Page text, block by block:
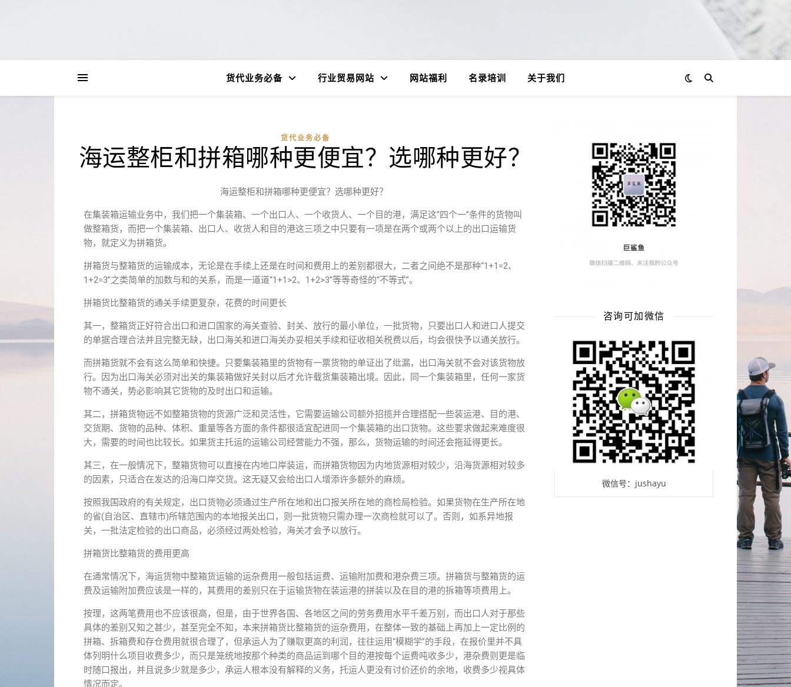
货代业务必备 行业贸易网站 网站福利 名录培训 关于我们
货代业务必备
海运整柜和拼箱哪种更便宜？选哪种更好？
海运整柜和拼箱哪种更便宜？选哪种更好？
在集装箱运输业务中，我们把一个集装箱、一个出口人、一个收货人、一个目的港，满足这“四个一”条件的货物叫
做整箱货，而把一个集装箱、出口人、收货人和目的港这三项之中只要有一项是在两个或两个以上的出口运输货
物，就定义为拼箱货。
拼箱货与整箱货的运输成本，无论是在手续上还是在时间和费用上的差别都很大，二者之间绝不是那种“1+1=2、
1+2=3”之类简单的加数与和的关系，而是一道道“1+1>2、1+2>3”等等奇怪的“不等式”。
拼箱货比整箱货的通关手续更复杂，花费的时间更长
其一，整箱货正好符合出口和进口国家的海关查验、封关、放行的最小单位，一批货物，只要出口人和进口人提交
的单据合理合法并且完整无缺，出口海关和进口海关办妥相关手续和征收相关税费以后，均会很快予以通关放行。
而拼箱货就不会有这么简单和快捷。只要集装箱里的货物有一票货物的单证出了纰漏，出口海关就不会对该货物放
行。因为出口海关必须对出关的集装箱做好关封以后才允许载货集装箱出境。因此，同一个集装箱里，任何一家货
物不通关，势必影响其它货物的及时出口和运输。
其二，拼箱货物远不如整箱货物的货源广泛和灵活性，它需要运输公司额外招揽并合理搭配一些装运港、目的港、
交货期、货物的品种、体积、重量等各方面的条件都很适宜配进同一个集装箱的出口货物。这些要求做起来难度很
大，需要的时间也比较长。如果货主托运的运输公司经营能力不强，那么，货物运输的时间还会拖延得更长。
其三，在一般情况下，整箱货物可以直接在内地口岸装运，而拼箱货物因为内地货源相对较少，沿海货源相对较多
的因素，只适合在发达的沿海口岸交货。这无疑又会给出口人增添许多额外的麻烦。
按照我国政府的有关规定，出口货物必须通过生产所在地和出口报关所在地的商检局检验。如果货物在生产所在地
的省(自治区、直辖市)所辖范围内的本地报关出口，则一批货物只需办理一次商检就可以了。否则，如系异地报
关，一批法定检验的出口商品，必须经过两处检验，海关才会予以放行。
拼箱货比整箱货的费用更高
在通常情况下，海运货物中整箱货运输的运杂费用一般包括运费、运输附加费和港杂费三项。拼箱货与整箱货的运
费及运输附加费应该是一样的，其费用的差别只在于运输货物在装运港的拼装以及在目的港的拆箱等项费用上。
按理，这两笔费用也不应该很高，但是，由于世界各国、各地区之间的劳务费用水平千差万别，而出口人对于那些
具体的差别又知之甚少，甚至完全不知，本来拼箱货比整箱货的运杂费用，在整体一致的基础上再加上一定比例的
拼箱、拆箱费和存仓费用就很合理了，但承运人为了赚取更高的利润，往往运用“模糊学”的手段，在报价里并不具
体列明什么项目收费多少，而只是笼统地按那个种类的商品运到哪个目的港按每个运费吨收多少，港杂费则更是临
时随口报出，并且说多少就是多少，承运人根本没有解释的义务，托运人更没有讨价还价的余地，收费多少视具体
情况而定。
咨询可加微信
微信号：jushayu